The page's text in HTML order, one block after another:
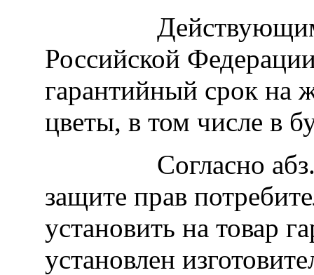
Действующим
Российской
гарантийный срок на
цветы, в том числе в
Согласно абз. 1
защите прав
установить на товар
установлен